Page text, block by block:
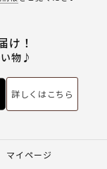
け！
物♪
詳しくはこちら
マイページ